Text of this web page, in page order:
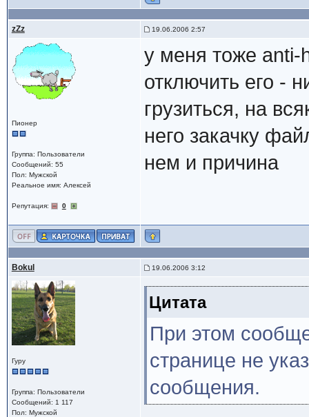
zZz 19.06.2006 2:57
Пионер
Группа: Пользователи
Сообщений: 55
Пол: Мужской
Реальное имя: Алексей
Репутация: 0
у меня тоже anti-
отключить его -
грузиться, на
него закачку
нем и причина
Bokul 19.06.2006 3:12
Гуру
Группа: Пользователи
Сообщений: 1 117
Пол: Мужской
Цитата
При этом
странице не
сообщения.